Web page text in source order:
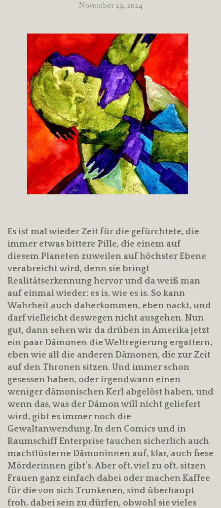
November 29, 2024
Es ist mal wieder Zeit für die gefürchtete, die
immer etwas bittere Pille, die einem auf
diesem Planeten zuweilen auf höchster Ebene
verabreicht wird, denn sie bringt
Realitätserkennung hervor und da weiß man
auf einmal wieder: es is, wie es is. So kann
Wahrheit auch daherkommen, eben nackt, und
darf vielleicht deswegen nicht ausgehen. Nun
gut, dann sehen wir da drüben in Amerika jetzt
ein paar Dämonen die Weltregierung ergattern,
eben wie all die anderen Dämonen, die zur Zeit
auf den Thronen sitzen. Und immer schon
gesessen haben, oder irgendwann einen
weniger dämonischen Kerl abgelöst haben, und
wenn das, was der Dämon will nicht geliefert
wird, gibt es immer noch die
Gewaltanwendung. In den Comics und in
Raumschiff Enterprise tauchen sicherlich auch
machtlüsterne Dämoninnen auf, klar, auch fiese
Mörderinnen gibt’s. Aber oft, viel zu oft, sitzen
Frauen ganz einfach dabei oder machen Kaffee
für die von sich Trunkenen, sind überhaupt
froh, dabei sein zu dürfen, obwohl sie vieles